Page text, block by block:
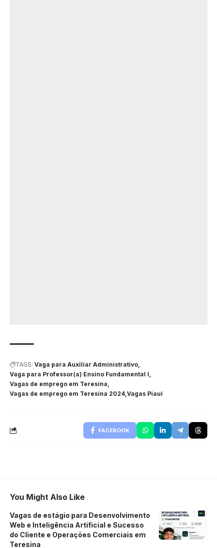
TAGS: Vaga para Auxiliar Administrativo
Vaga para Professor(a) Ensino Fundamental I
Vagas de emprego em Teresina
Vagas de emprego em Teresina 2024 Vagas Piauí
FACEBOOK
You Might Also Like
Vagas de estágio para Desenvolvimento
Web e Inteligência Artificial e Sucesso
do Cliente e Operações Comerciais em
Teresina